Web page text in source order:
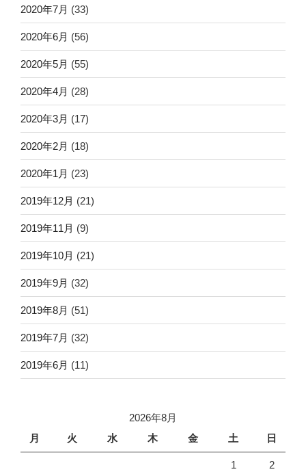
2020年7月 (33)
2020年6月 (56)
2020年5月 (55)
2020年4月 (28)
2020年3月 (17)
2020年2月 (18)
2020年1月 (23)
2019年12月 (21)
2019年11月 (9)
2019年10月 (21)
2019年9月 (32)
2019年8月 (51)
2019年7月 (32)
2019年6月 (11)
2026年8月
月
火 水 木 金 土 日
1 2